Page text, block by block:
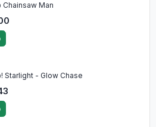
Chainsaw Man
Starlight - Glow Chase